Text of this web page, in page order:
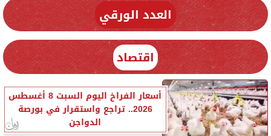
العدد الورقي
اقتصاد
أسعار الفراخ اليوم السبت 8 أغسطس
2026.. تراجع واستقرار في بورصة
الدواجن